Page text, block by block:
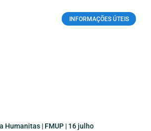
INFORMAÇÕES ÚTEIS
Humanitas | FMUP | 16 julho